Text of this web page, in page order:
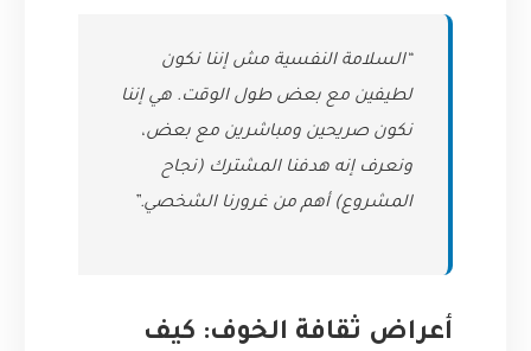
“السلامة النفسية مش إننا نكون
لطيفين مع بعض طول الوقت. هي إننا
نكون صريحين ومباشرين مع بعض،
ونعرف إنه هدفنا المشترك (نجاح
المشروع) أهم من غرورنا الشخصي.”
أعراض ثقافة الخوف: كيف